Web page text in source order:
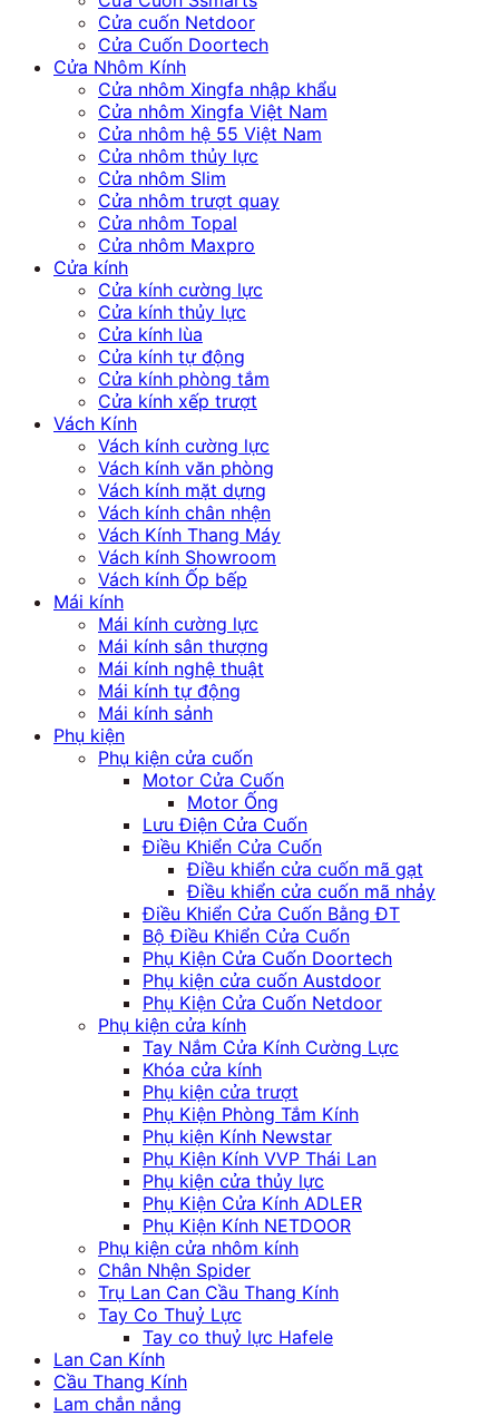
Cửa cuốn Netdoor
Cửa Cuốn Doortech
Cửa Nhôm Kính
Cửa nhôm Xingfa nhập khẩu
Cửa nhôm Xingfa Việt Nam
Cửa nhôm hệ 55 Việt Nam
Cửa nhôm thủy lực
Cửa nhôm Slim
Cửa nhôm trượt quay
Cửa nhôm Topal
Cửa nhôm Maxpro
Cửa kính
Cửa kính cường lực
Cửa kính thủy lực
Cửa kính lùa
Cửa kính tự động
Cửa kính phòng tắm
Cửa kính xếp trượt
Vách Kính
Vách kính cường lực
Vách kính văn phòng
Vách kính mặt dựng
Vách kính chân nhện
Vách Kính Thang Máy
Vách kính Showroom
Vách kính Ốp bếp
Mái kính
Mái kính cường lực
Mái kính sân thượng
Mái kính nghệ thuật
Mái kính tự động
Mái kính sảnh
Phụ kiện
Phụ kiện cửa cuốn
Motor Cửa Cuốn
Motor Ống
Lưu Điện Cửa Cuốn
Điều Khiển Cửa Cuốn
Điều khiển cửa cuốn mã gạt
Điều khiển cửa cuốn mã nhảy
Điều Khiển Cửa Cuốn Bằng ĐT
Bộ Điều Khiển Cửa Cuốn
Phụ Kiện Cửa Cuốn Doortech
Phụ kiện cửa cuốn Austdoor
Phụ Kiện Cửa Cuốn Netdoor
Phụ kiện cửa kính
Tay Nắm Cửa Kính Cường Lực
Khóa cửa kính
Phụ kiện cửa trượt
Phụ Kiện Phòng Tắm Kính
Phụ kiện Kính Newstar
Phụ Kiện Kính VVP Thái Lan
Phụ kiện cửa thủy lực
Phụ Kiện Cửa Kính ADLER
Phụ Kiện Kính NETDOOR
Phụ kiện cửa nhôm kính
Chân Nhện Spider
Trụ Lan Can Cầu Thang Kính
Tay Co Thuỷ Lực
Tay co thuỷ lực Hafele
Lan Can Kính
Cầu Thang Kính
Lam chắn nắng